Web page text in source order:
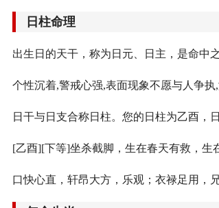
日柱命理
出生日的天干，称为日元、日主，是命中
个性沉着,警戒心强,表面现象不愿与人争
日干与日支合称日柱。您的日柱为乙酉，
[乙酉][下等]坐杀截脚，生在春天有救，生
口快心直，轩昂大方，乐观；衣禄足用，